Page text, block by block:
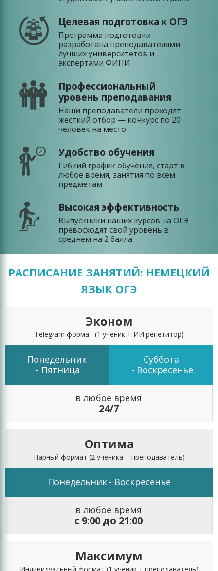
Целевая подготовка к ОГЭ
Программа подготовки
разработана преподавателями
лучших университетов и
экспертами ФИПИ
Профессиональный
уровень преподавания
Наши преподаватели проходят
жесткий отбор — конкурс по 20
человек на место
Удобство обучения
Гибкий график обучения, старт в
любое время, занятия по всем
предметам
Высокая эффективность
Выпускники наших курсов на ОГЭ
превосходят свой уровень в
среднем на 2 балла
РАСПИСАНИЕ ЗАНЯТИЙ: НЕМЕЦКИЙ
ЯЗЫК ОГЭ
Эконом
Telegram формат (1 ученик + ИИ репетитор)
Понедельник
- Пятница
Суббота
- Воскресенье
в любое время
24/7
Оптима
Парный формат (2 ученика + преподаватель)
Понедельник - Воскресенье
в любое время
с 9:00 до 21:00
Максимум
Индивидуальный формат (1 ученик + преподаватель)